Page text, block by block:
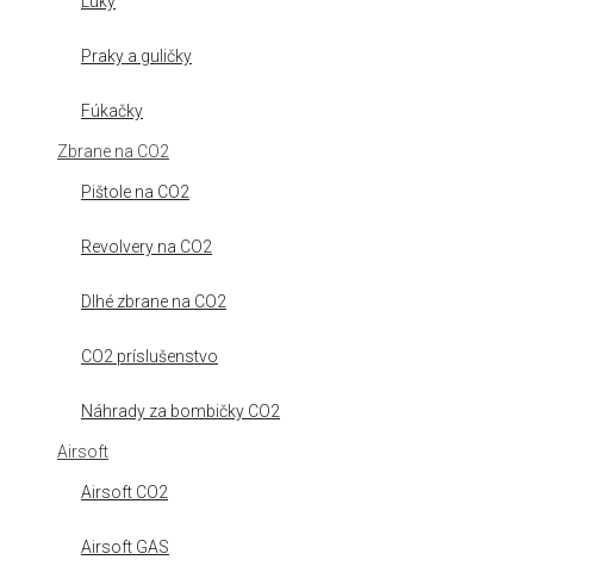
Praky a guličky
Fúkačky
Zbrane na CO2
Pištole na CO2
Revolvery na CO2
Dlhé zbrane na CO2
CO2 príslušenstvo
Náhrady za bombičky CO2
Airsoft
Airsoft CO2
Airsoft GAS